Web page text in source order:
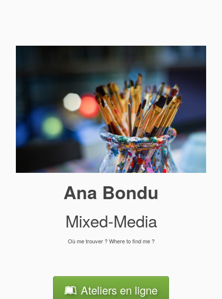
Ana Bondu
Mixed-Media
Où me trouver ? Where to find me ?
Ateliers en ligne